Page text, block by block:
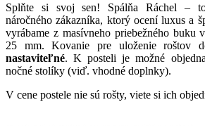
Splňte si svoj sen! Spálňa Ráchel –
náročného zákazníka, ktorý ocení luxus a
vyrábame z masívneho priebežného buku
25 mm. Kovanie pre uloženie roštov
nastaviteľné. K posteli je možné
nočné stolíky (viď. vhodné doplnky).
V cene postele nie sú rošty, viete si ich